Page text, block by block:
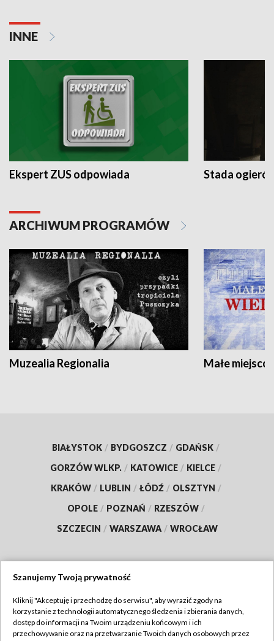
INNE
Ekspert ZUS odpowiada Stada
ARCHIWUM PROGRAMÓW
Muzealia Regionalia Małe
BIAŁYSTOK / BYDGOSZCZ / GDAŃSK /
GORZÓW WLKP. / KATOWICE / KIELCE /
KRAKÓW / LUBLIN / ŁÓDŹ / OLSZTYN /
OPOLE / POZNAŃ / RZESZÓW /
SZCZECIN / WARSZAWA / WROCŁAW
TVP
Abonament TVP
Regulamin TVP
Szanujemy Twoją prywatność
Kliknij "Akceptuję i przechodzę do serwisu", aby wyrazić zgody na
korzystanie z technologii automatycznego śledzenia i zbierania danych,
dostęp do informacji na Twoim urządzeniu końcowym i ich
przechowywanie oraz na przetwarzanie Twoich danych osobowych przez